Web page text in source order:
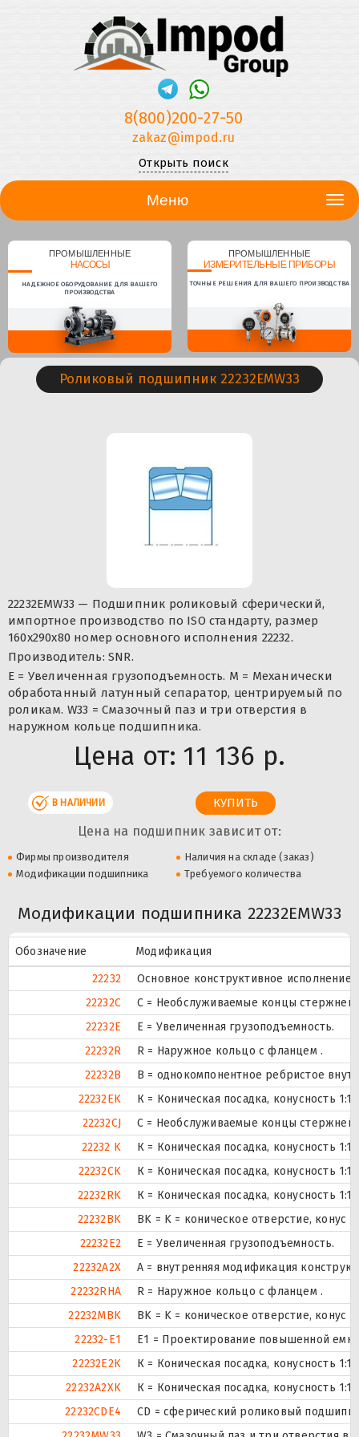
8(800)200-27-50
zakaz@impod.ru
Открыть поиск
Меню
ПРОМЫШЛЕННЫЕ
НАСОСЫ
НАДЕЖНОЕ ОБОРУДОВАНИЕ ДЛЯ ВАШЕГО
ПРОИЗВОДСТВА
ПРОМЫШЛЕННЫЕ
ИЗМЕРИТЕЛЬНЫЕ ПРИБОРЫ
ТОЧНЫЕ РЕШЕНИЯ ДЛЯ ВАШЕГО ПРОИЗВОДСТВА
Роликовый подшипник 22232EMW33
22232EMW33 — Подшипник роликовый сферический,
импортное производство по ISO стандарту, размер
160x290x80 номер основного исполнения 22232.
Производитель: SNR.
E = Увеличенная грузоподъемность. М = Механически
обработанный латунный сепаратор, центрируемый по
роликам. W33 = Смазочный паз и три отверстия в
наружном кольце подшипника.
Цена от: 11 136 р.
В НАЛИЧИИ
Цена на подшипник зависит от:
Фирмы производителя
Наличия на складе (заказ)
Модификации подшипника
Требуемого количества
Модификации подшипника 22232EMW33
Обозначение
Модификация
22232
Основное конструктивное исполнение.
22232C
С = Необслуживаемые концы стержней,
22232E
Е = Увеличенная грузоподъемность.
22232R
R = Наружное кольцо с фланцем .
22232B
B = однокомпонентное ребристое
22232EK
К = Коническая посадка, конусность
22232CJ
С = Необслуживаемые концы стержней,
22232 K
К = Коническая посадка, конусность
22232CK
К = Коническая посадка, конусность
22232RK
К = Коническая посадка, конусность
22232BK
BK = K = коническое отверстие, конус
22232E2
Е = Увеличенная грузоподъемность.
22232A2X
A = внутренняя модификация
22232RHA
R = Наружное кольцо с фланцем .
22232MBK
BK = K = коническое отверстие, конус
22232-E1
E1 = Проектирование повышенной
22232E2K
К = Коническая посадка, конусность
22232A2XK
К = Коническая посадка, конусность
22232CDE4
CD = сферический роликовый